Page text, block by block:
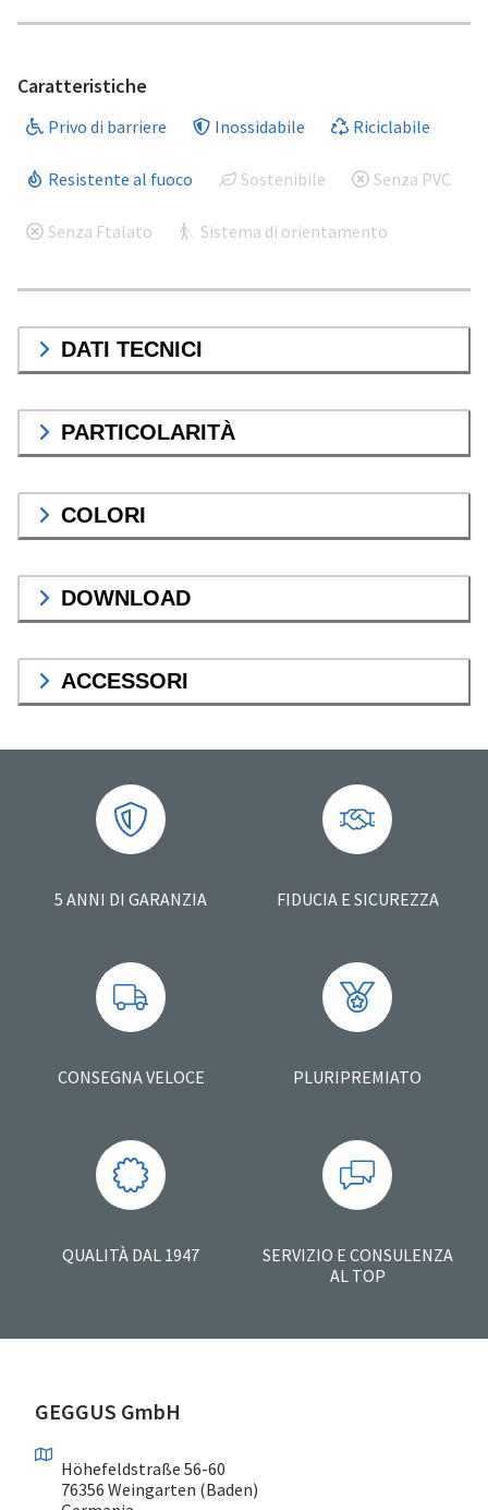
Caratteristiche
Privo di barriere Inossidabile Riciclabile
Resistente al fuoco Sostenibile Senza PVC
Senza Ftalato Sistema di orientamento
DATI TECNICI
PARTICOLARITÀ
COLORI
DOWNLOAD
ACCESSORI
5 ANNI DI GARANZIA FIDUCIA E SICUREZZA
CONSEGNA VELOCE PLURIPREMIATO
QUALITÀ DAL 1947
SERVIZIO E CONSULENZA
AL TOP
GEGGUS GmbH
Höhefeldstraße 56-60
76356 Weingarten (Baden)